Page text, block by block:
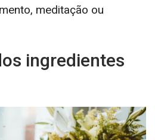
meditação ou
ingredientes